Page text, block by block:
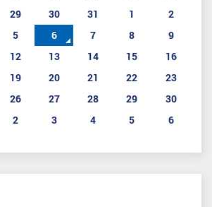
29 30 31 1
2
5 6 7 8
9
12 13 14 15
16
19 20 21 22
23
26 27 28 29
30
2 3 4 5 6